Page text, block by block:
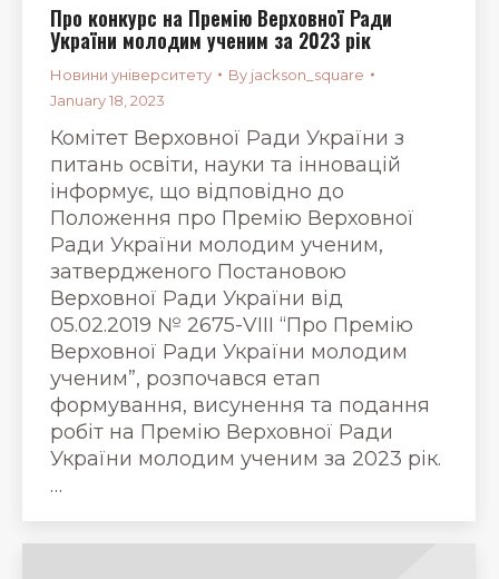
Про конкурс на Премію Верховної Ради
України молодим ученим за 2023 рік
Новини університету By jackson_square
January 18, 2023
Комітет Верховної Ради України з
питань освіти, науки та інновацій
інформує, що відповідно до
Положення про Премію Верховної
Ради України молодим ученим,
затвердженого Постановою
Верховної Ради України від
05.02.2019 № 2675-VIII “Про Премію
Верховної Ради України молодим
ученим”, розпочався етап
формування, висунення та подання
робіт на Премію Верховної Ради
України молодим ученим за 2023 рік.
…